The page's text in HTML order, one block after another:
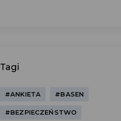
Tagi
#ANKIETA #BASEN
#BEZPIECZEŃSTWO